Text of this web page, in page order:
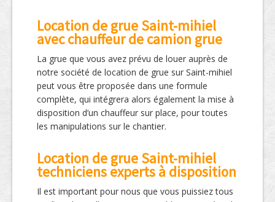
Location de grue Saint-mihiel
avec chauffeur de camion grue
La grue que vous avez prévu de louer auprès de
notre société de location de grue sur Saint-mihiel
peut vous être proposée dans une formule
complète, qui intégrera alors également la mise à
disposition d’un chauffeur sur place, pour toutes
les manipulations sur le chantier.
Location de grue Saint-mihiel
techniciens experts à disposition
Il est important pour nous que vous puissiez tous